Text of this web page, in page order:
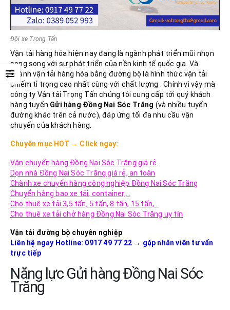
Đội xe Trọng Tấn
Vận tải hàng hóa hiện nay đang là ngành phát triển mũi nhọn
song song với sự phát triển của nền kinh tế quốc gia. Và
ngành vận tải hàng hóa bằng đường bộ là hình thức vận tải
chiếm tỉ trọng cao nhất cùng với chất lượng . Chính vì vậy mà
công ty Vận tải Trọng Tấn chúng tôi cung cấp tới quý khách
hàng tuyến Gửi hàng Đồng Nai Sóc Trăng (và nhiều tuyến
đường khác trên cả nước), đáp ứng tối đa nhu cầu vận
chuyển của khách hàng.
Chuyên mục HOT → Click ngay:
Vận chuyển hàng Đồng Nai Sóc Trăng giá rẻ
Dọn nhà Đồng Nai Sóc Trăng giá rẻ, an toàn
Chành xe chuyển hàng công nghiệp Đồng Nai Sóc Trăng
Chuyển hàng bao xe tải, container,…
Cho thuê xe tải 3,5 tấn, 5 tấn, 8 tấn, 15 tấn,…
Cho thuê xe tải chở hàng Đồng Nai Sóc Trăng uy tín
Vận tải đường bộ chuyên nghiệp
Liên hệ ngay Hotline: 0917 49 77 22 → gặp nhân viên tư vấn
trực tiếp
Năng lực Gửi hàng Đồng Nai Sóc
Trăng